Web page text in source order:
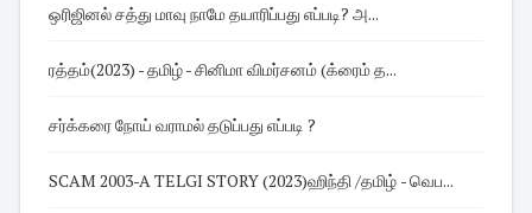
ஒரிஜினல் சத்து மாவு நாமே தயாரிப்பது எப்படி? அ...
ரத்தம்(2023) - தமிழ் - சினிமா விமர்சனம் (க்ரைம் த...
சர்க்கரை நோய் வராமல் தடுப்பது எப்படி ?
SCAM 2003-A TELGI STORY (2023)ஹிந்தி /தமிழ் - வெப...